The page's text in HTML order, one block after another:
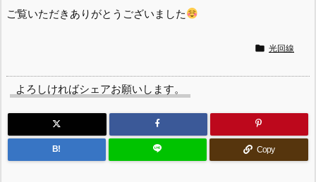
ご覧いただきありがとうございました
 光回線
よろしければシェアお願いします。
B! Copy